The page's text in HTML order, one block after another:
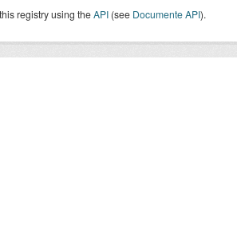
registry using theAPI (see Documente API).